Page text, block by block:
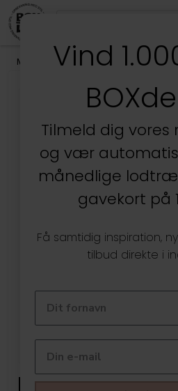
Mærker SmartStore
Vind
Tilmeld dig vores
og vær
månedlige
gavekort på
Få samtidig inspiration,
tilbud direkte i